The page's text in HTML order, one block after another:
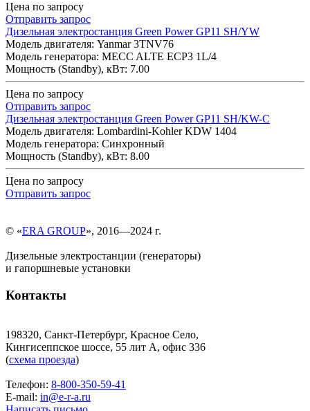
Цена по запросу
Отправить запрос
Дизельная электростанция Green Power GP11 SH/YW
Модель двигателя: Yanmar 3TNV76
Модель генератора: MECC ALTE ECP3 1L/4
Мощность (Standby), кВт: 7.00
Цена по запросу
Отправить запрос
Дизельная электростанция Green Power GP11 SH/KW-C
Модель двигателя: Lombardini-Kohler KDW 1404
Модель генератора: Синхронный
Мощность (Standby), кВт: 8.00
Цена по запросу
Отправить запрос
© «ERA GROUP», 2016—2024 г.
Дизельные электростанции (генераторы)
и гапоршневые установки
Контакты
198320, Санкт-Петербург, Красное Село,
Кингисеппское шоссе, 55 лит А, офис 336
(схема проезда)
Телефон: 8-800-350-59-41
E-mail: in@e-r-a.ru